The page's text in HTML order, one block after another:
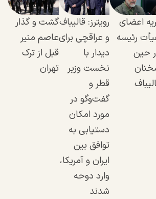
اعضای
رئیسه
حین
رویترز: قالیباف
و عراقچی برای
دیدار با
نخست وزیر
قطر و
گفت‌و‌گو در
مورد امکان
دستیابی به
توافق بین
ایران و آمریکا،
وارد دوحه
شدند
گشت و گذار
عاصم منیر
قبل از ترک
تهران